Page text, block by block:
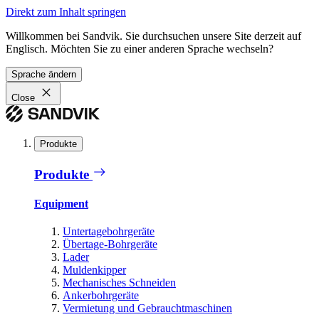
Direkt zum Inhalt springen
Willkommen bei Sandvik. Sie durchsuchen unsere Site derzeit auf
Englisch. Möchten Sie zu einer anderen Sprache wechseln?
Sprache ändern
Close
Produkte
Produkte
Equipment
Untertagebohrgeräte
Übertage-Bohrgeräte
Lader
Muldenkipper
Mechanisches Schneiden
Ankerbohrgeräte
Vermietung und Gebrauchtmaschinen